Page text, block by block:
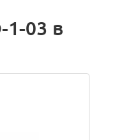
03 в